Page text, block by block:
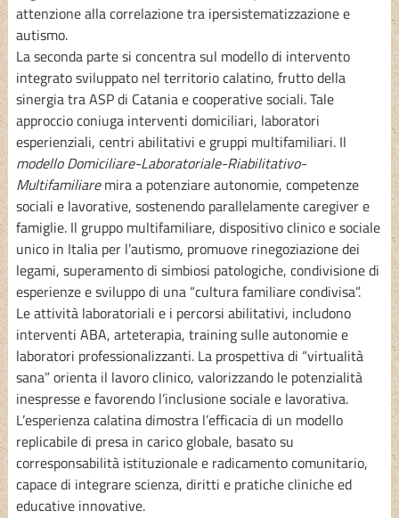
attenzione alla correlazione tra ipersistematizzazione e
autismo.
La seconda parte si concentra sul modello di intervento
integrato sviluppato nel territorio calatino, frutto della
sinergia tra ASP di Catania e cooperative sociali. Tale
approccio coniuga interventi domiciliari, laboratori
esperienziali, centri abilitativi e gruppi multifamiliari. Il
modello Domiciliare-Laboratoriale-Riabilitativo-
Multifamiliaremira a potenziare autonomie, competenze
sociali e lavorative, sostenendo parallelamente caregiver e
famiglie. Il gruppo multifamiliare, dispositivo clinico e sociale
unico in Italia per l’autismo, promuove rinegoziazione dei
legami, superamento di simbiosi patologiche, condivisione di
esperienze e sviluppo di una “cultura familiare condivisa”.
Le attività laboratoriali e i percorsi abilitativi, includono
interventi ABA, arteterapia, training sulle autonomie e
laboratori professionalizzanti. La prospettiva di “virtualità
sana” orienta il lavoro clinico, valorizzando le potenzialità
inespresse e favorendo l’inclusione sociale e lavorativa.
L’esperienza calatina dimostra l’efficacia di un modello
replicabile di presa in carico globale, basato su
corresponsabilità istituzionale e radicamento comunitario,
capace di integrare scienza, diritti e pratiche cliniche ed
educative innovative.